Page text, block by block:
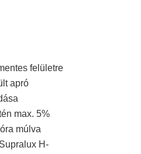
felületre
apró
max. 5%
múlva
H-